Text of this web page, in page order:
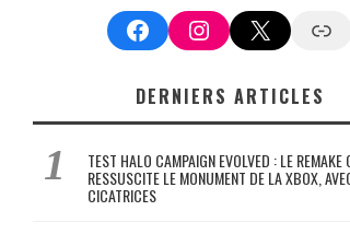
FacebookInstagram
X Google
DERNIERS ARTICLES
TEST HALO CAMPAIGN EVOLVED : LE REMAKE
RESSUSCITE LE MONUMENT DE LA XBOX,
CICATRICES